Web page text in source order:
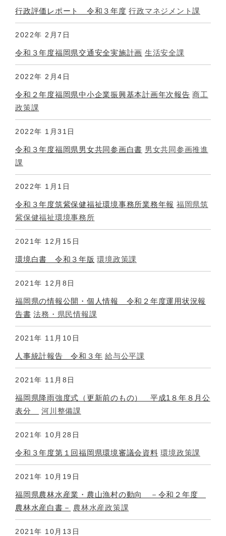
行政評価レポート 令和３年度 行政マネジメント課
2022年 2月7日
令和３年度福岡県交通安全実施計画 生活安全課
2022年 2月4日
令和２年度福岡県中小企業振興基本計画年次報告 商工
政策課
2022年 1月31日
令和３年度福岡県男女共同参画白書 男女共同参画推進
課
2022年 1月1日
令和３年度筑紫保健福祉環境事務所業務年報 福岡県筑
紫保健福祉環境事務所
2021年 12月15日
環境白書 令和３年版 環境政策課
2021年 12月8日
福岡県の情報公開・個人情報 令和２年度運用状況報
告書 法務・県民情報課
2021年 11月10日
人事統計報告 令和３年 給与公平課
2021年 11月8日
福岡県降雨強度式（更新前のもの） 平成1８年８月公
表分
河川整備課
2021年 10月28日
令和３年度第１回福岡県環境審議会資料 環境政策課
2021年 10月19日
福岡県農林水産業・農山漁村の動向 －令和２年度
農林水産白書－ 農林水産政策課
2021年 10月13日